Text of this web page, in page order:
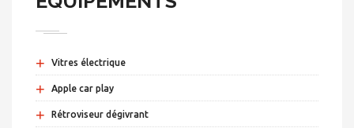
+ Vitres électrique
+ Apple car play
+ Rétroviseur dégivrant